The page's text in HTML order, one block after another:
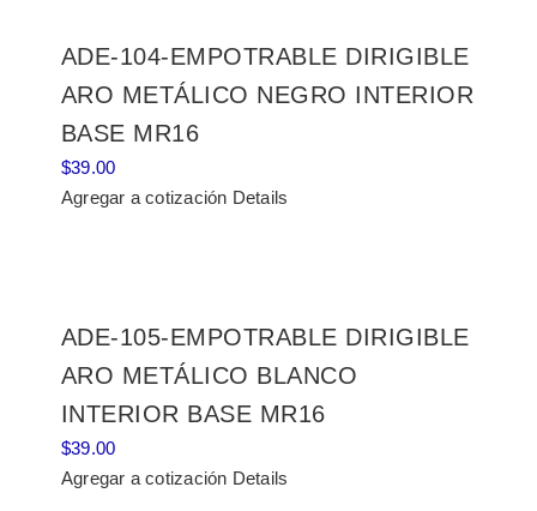
ADE-104-EMPOTRABLE DIRIGIBLE
ARO METÁLICO NEGRO INTERIOR
BASE MR16
$39.00
Agregar a cotización Details
ADE-105-EMPOTRABLE DIRIGIBLE
ARO METÁLICO BLANCO
INTERIOR BASE MR16
$39.00
Agregar a cotización Details